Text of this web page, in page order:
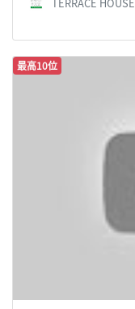
最高10位